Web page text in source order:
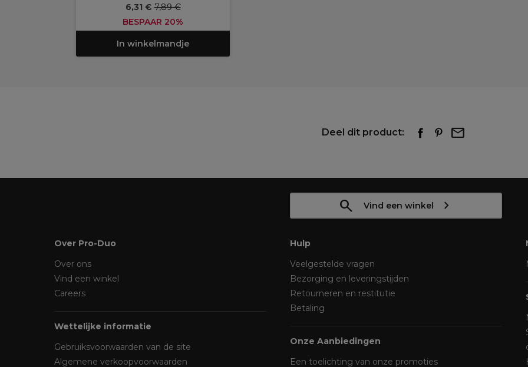
6,31 €7,89 €
BESPAAR 20%
In winkelmandje
Deel dit product:
Vind een winkel
Over Pro-Duo
Over ons
Vind een winkel
Careers
Wettelijke informatie
Gebruiksvoorwaarden van de site
Algemene verkoopvoorwaarden
Hulp
Veelgestelde vragen
Bezorging en leveringstijden
Retourneren en restitutie
Betaling
Onze Aanbiedingen
Een toelichting van onze promoties